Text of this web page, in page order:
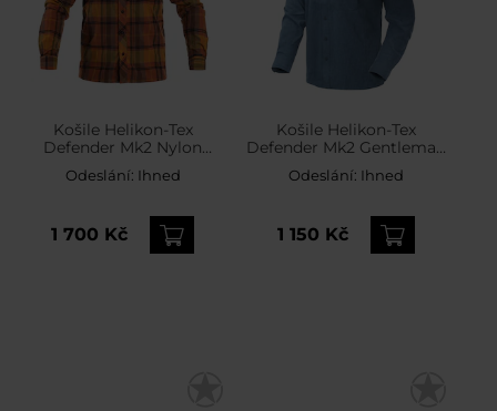
Košile Helikon-Tex
Defender Mk2 Nylon
Sorona Blend – Evening
Pumpkin Plaid
Odeslání: Ihned
1 700 Kč
Košile Helikon-Tex
Defender Mk2 Gentleman
- Melange Blue
Odeslání: Ihned
1 150 Kč